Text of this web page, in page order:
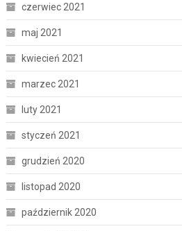
czerwiec 2021
maj 2021
kwiecień 2021
marzec 2021
luty 2021
styczeń 2021
grudzień 2020
listopad 2020
październik 2020